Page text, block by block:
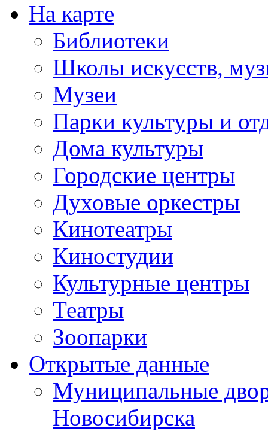
На карте
Библиотеки
Школы искусств,
Музеи
Парки культуры и
Дома культуры
Городские центры
Духовые оркестры
Кинотеатры
Киностудии
Культурные центры
Театры
Зоопарки
Открытые данные
Муниципальные
Новосибирска